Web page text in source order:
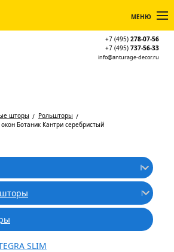
МЕНЮ
+7 (495) 278-07-56
+7 (495) 737-56-33
info@anturage-decor.ru
шторы
Рольшторы
Ботаник Кантри серебристый
SLIM